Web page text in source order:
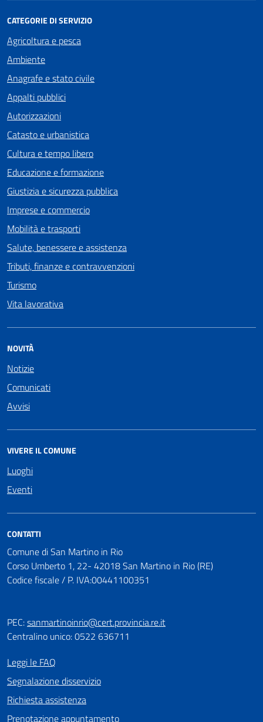
CATEGORIE DI SERVIZIO
Agricoltura e pesca
Ambiente
Anagrafe e stato civile
Appalti pubblici
Autorizzazioni
Catasto e urbanistica
Cultura e tempo libero
Educazione e formazione
Giustizia e sicurezza pubblica
Imprese e commercio
Mobilità e trasporti
Salute, benessere e assistenza
Tributi, finanze e contravvenzioni
Turismo
Vita lavorativa
NOVITÀ
Notizie
Comunicati
Avvisi
VIVERE IL COMUNE
Luoghi
Eventi
CONTATTI
Comune di San Martino in Rio
Corso Umberto 1, 22- 42018 San Martino in Rio (RE)
Codice fiscale / P. IVA:00441100351
PEC:sanmartinoinrio@cert.provincia.re.it
Centralino unico: 0522 636711
Leggi le FAQ
Segnalazione disservizio
Richiesta assistenza
Prenotazione appuntamento